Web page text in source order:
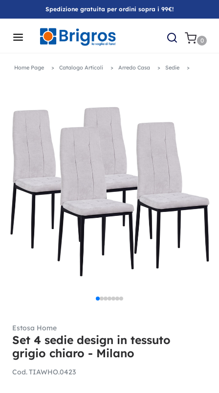
Spedizione gratuita per ordini sopra i 99€!
0
Home Page Catalogo Articoli Arredo Casa Sedie
Estosa Home
Set 4 sedie design in tessuto
grigio chiaro - Milano
Cod.TIAWHO.0423